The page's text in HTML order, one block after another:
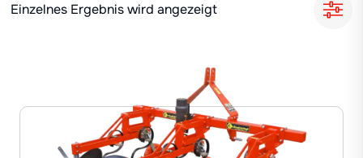
Einzelnes Ergebnis wird angezeigt